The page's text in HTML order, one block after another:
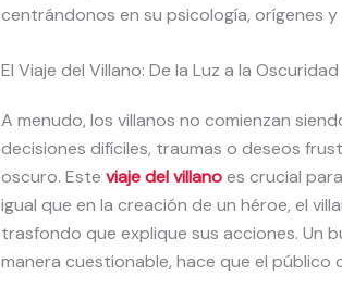
centrándonos en su psicología, orígenes
El Viaje del Villano: De la Luz a la Oscuridad
A menudo, los villanos no comienzan
decisiones difíciles, traumas o deseos
oscuro. Este viaje del villanoes crucial
igual que en la creación de un héroe, el
trasfondo que explique sus acciones. Un
manera cuestionable, hace que el